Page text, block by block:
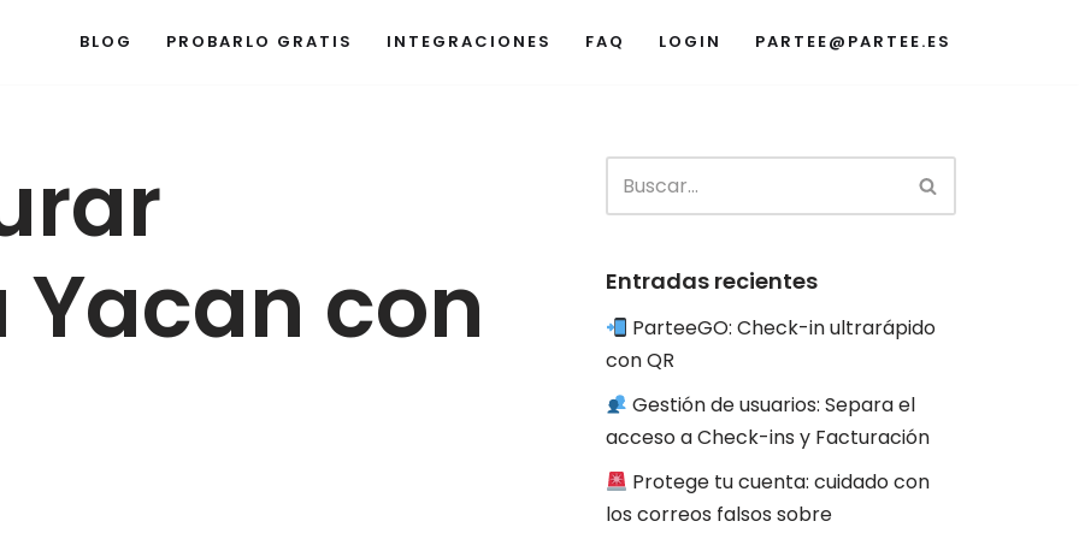
BLOG PROBARLO GRATIS INTEGRACIONES FAQ LOGIN PARTEE@PARTEE.ES
con
Entradas recientes
ParteeGO: Check-in ultrarápido
con QR
Gestión de usuarios: Separa el
acceso a Check-ins y Facturación
Protege tu cuenta: cuidado con
los correos falsos sobre